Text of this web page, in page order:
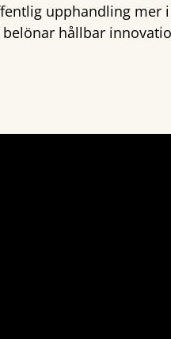
upphandling mer
hållbar